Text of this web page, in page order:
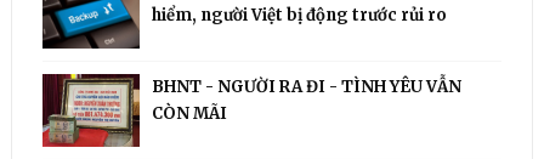
hiểm, người Việt bị động trước rủi ro
BHNT - NGƯỜI RA ĐI - TÌNH YÊU VẪN
CÒN MÃI